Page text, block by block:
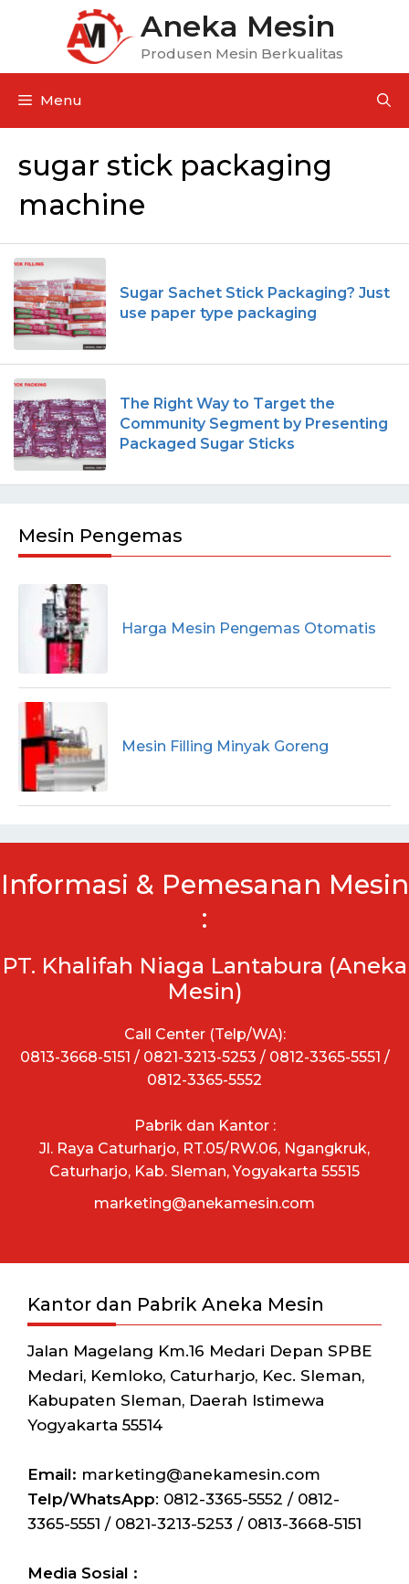
Aneka Mesin
Produsen Mesin Berkualitas
Menu
sugar stick packaging
machine
Sugar Sachet Stick Packaging? Just
use paper type packaging
The Right Way to Target the
Community Segment by Presenting
Packaged Sugar Sticks
Mesin Pengemas
Harga Mesin Pengemas Otomatis
Mesin Filling Minyak Goreng
Informasi & Pemesanan Mesin
:
PT. Khalifah Niaga Lantabura (Aneka
Mesin)
Call Center (Telp/WA):
0813-3668-5151 / 0821-3213-5253 / 0812-3365-5551 /
0812-3365-5552
Pabrik dan Kantor :
Jl. Raya Caturharjo, RT.05/RW.06, Ngangkruk,
Caturharjo, Kab. Sleman, Yogyakarta 55515
marketing@anekamesin.com
Kantor dan Pabrik Aneka Mesin
Jalan Magelang Km.16 Medari Depan SPBE
Medari, Kemloko, Caturharjo, Kec. Sleman,
Kabupaten Sleman, Daerah Istimewa
Yogyakarta 55514
Email: marketing@anekamesin.com
Telp/WhatsApp: 0812-3365-5552 / 0812-
3365-5551 / 0821-3213-5253 / 0813-3668-5151
Media Sosial :